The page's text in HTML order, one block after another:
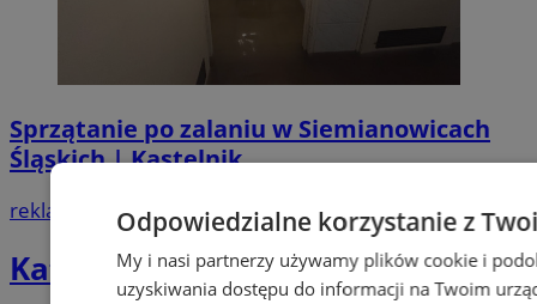
Sprzątanie po zalaniu w Siemianowicach
Śląskich | Kastelnik
reklama
Katalog firm
Odpowiedzialne korzystanie z
My i nasi partnerzy używamy plików cookie i
uzyskiwania dostępu do informacji na Twoim